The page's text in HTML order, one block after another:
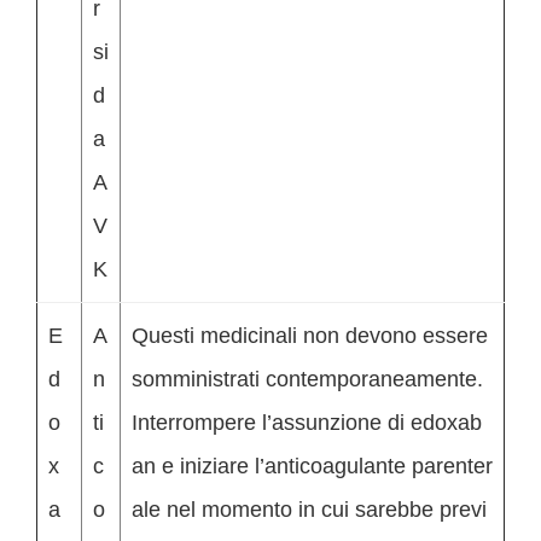
r
si
d
a
A
V
K
E
d
o
x
a
A
n
ti
c
o
Questi medicinali non devono essere
somministrati contemporaneamente.
Interrompere l’assunzione di edoxab
an e iniziare l’anticoagulante parenter
ale nel momento in cui sarebbe previ